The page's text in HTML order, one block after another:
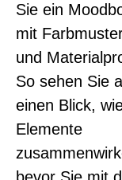
Sie ein
mit
und
So sehen Sie
einen Blick,
Elemente